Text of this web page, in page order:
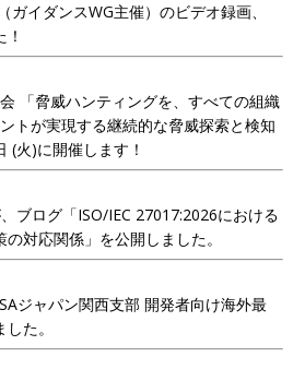
ガイダンスWG主催）のビデオ録画、
「脅威ハンティングを、すべての組織
トが実現する継続的な脅威探索と検知
(火)に開催します！
ブログ「ISO/IEC 27017:2026における
対応関係」を公開しました。
ジャパン関西支部 開発者向け海外最
た。